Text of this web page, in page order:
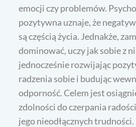
emocji czy problemów.
pozytywna uznaje, że
są częścią życia. Jednakże,
dominować, uczy jak sobie z
jednocześnie rozwijając
radzenia sobie i budując
odporność. Celem jest
zdolności do czerpania
jego nieodłącznych trudności.